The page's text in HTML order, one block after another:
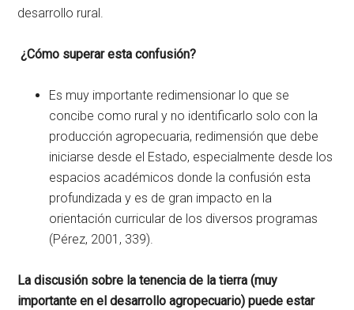
desarrollo rural.
¿Cómo superar esta confusión?
Es muy importante redimensionar lo que se
concibe como rural y no identificarlo solo con la
producción agropecuaria, redimensión que debe
iniciarse desde el Estado, especialmente desde los
espacios académicos donde la confusión esta
profundizada y es de gran impacto en la
orientación curricular de los diversos programas
(Pérez, 2001, 339).
La discusión sobre la tenencia de la tierra (muy
importante en el desarrollo agropecuario) puede estar